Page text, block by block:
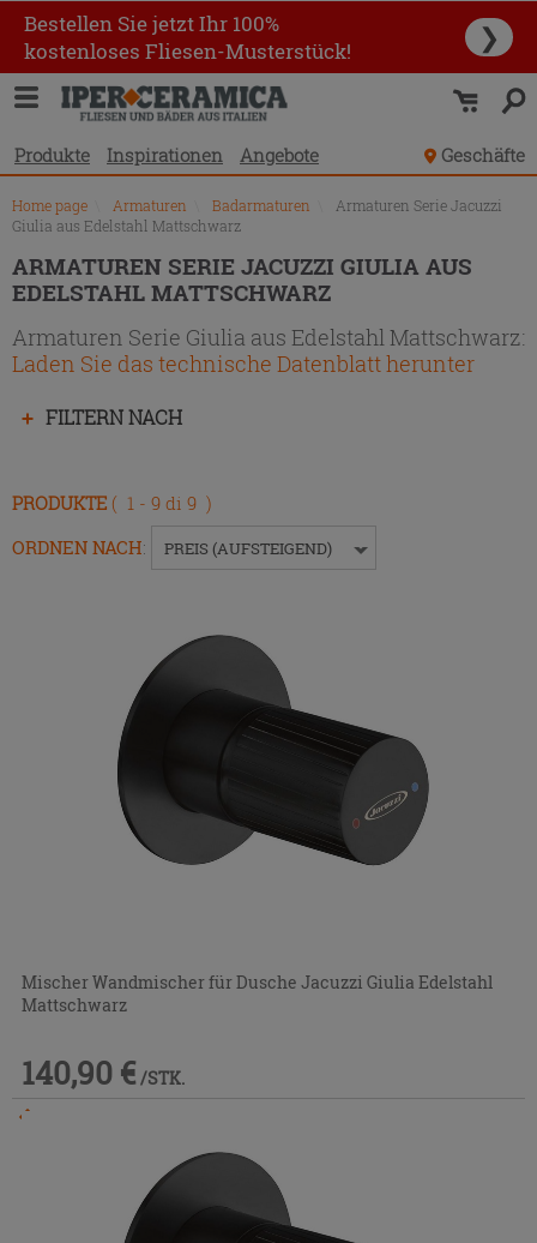
Bestellen Sie jetzt Ihr 100%
kostenloses Fliesen-Musterstück!
❯
Produkte Inspirationen Angebote Geschäfte
Home page Armaturen Badarmaturen
Armaturen Serie Jacuzzi
Giulia aus Edelstahl Mattschwarz
ARMATUREN SERIE JACUZZI GIULIA AUS
EDELSTAHL MATTSCHWARZ
Armaturen Serie Giulia aus Edelstahl Mattschwarz:
Laden Sie das technische Datenblatt herunter
Produktverzeichnis
FILTERN NACH
Drücken
um
das
PRODUKTE ( 1 - 9 di 9 )
ORDNEN NACH: PREIS (AUFSTEIGEND)
Mischer Wandmischer für Dusche Jacuzzi Giulia Edelstahl
Mattschwarz
140,90 € /STK.